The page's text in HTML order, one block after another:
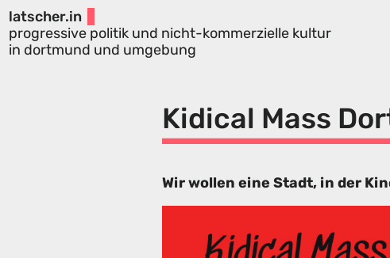
latscher.in
progressive politik und nicht-kommerzielle kultur
in dortmund und umgebung
Kidical Mass
Wir wollen eine Stadt, in der